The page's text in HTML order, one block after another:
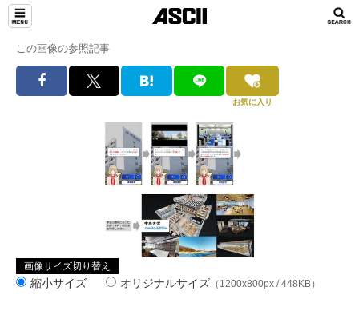
この画像の参照記事
お気に入り
画像サイズ切り替え
縮小サイズ オリジナルサイズ （1200x800px / 448KB）